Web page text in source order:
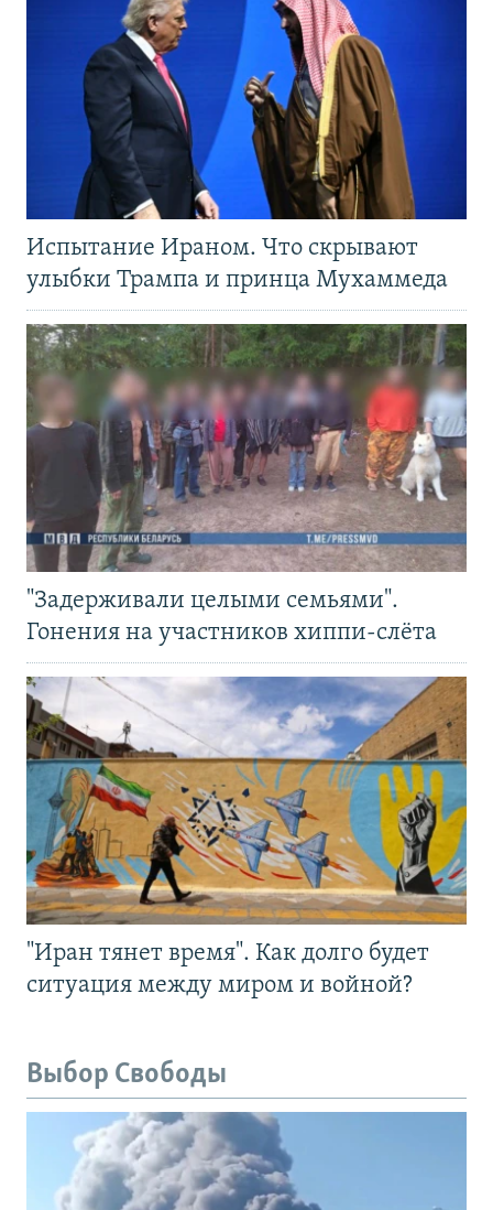
Испытание Ираном. Что скрывают
улыбки Трампа и принца Мухаммеда
"Задерживали целыми семьями".
Гонения на участников хиппи-слёта
"Иран тянет время". Как долго будет
ситуация между миром и войной?
Выбор Свободы